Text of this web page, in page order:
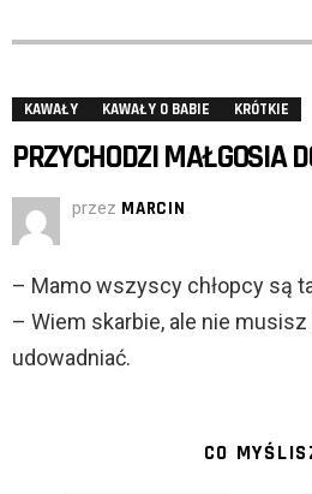
KAWAŁY KAWAŁY O BABIE KRÓTKIE
PRZYCHODZI MAŁGOSIA
przez MARCIN
– Mamo wszyscy chłopcy są
– Wiem skarbie, ale nie
udowadniać.
CO